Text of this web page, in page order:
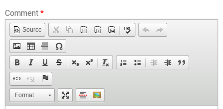
Comment *
Source
Format